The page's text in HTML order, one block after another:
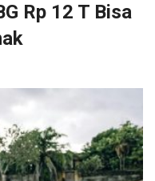
Rp 12 T Bisa